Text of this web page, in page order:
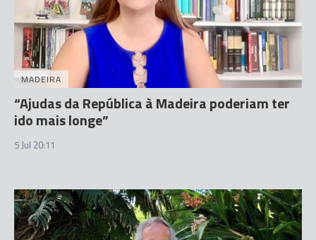
MADEIRA
“Ajudas da República à Madeira poderiam ter
ido mais longe”
5 Jul 20:11